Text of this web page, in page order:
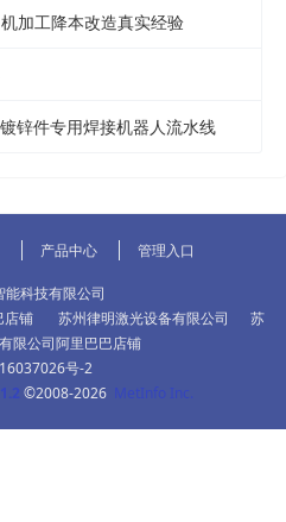
加工降本改造真实经验
锌件专用焊接机器人流水线
产品中心 管理入口
能科技有限公司
店铺
苏州律明激光设备有限公司
苏
限公司阿里巴巴店铺
号-2
©2008-2026 MetInfo Inc.